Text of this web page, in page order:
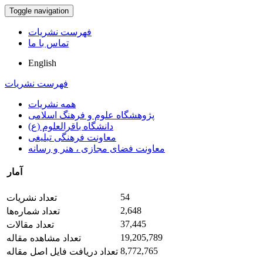
Toggle navigation
فهرست نشریات
تماس با ما
English
فهرست نشریات
همه نشریات
پژوهشگاه علوم و فرهنگ اسلامی
دانشگاه باقرالعلوم (ع)
معاونت فرهنگی تبلیغی
معاونت فضای مجازی ، هنر و رسانه
آمار
تعداد نشریات
54
تعداد شماره‌ها
2,648
تعداد مقالات
37,445
تعداد مشاهده مقاله
19,205,789
تعداد دریافت فایل اصل مقاله 8,772,765